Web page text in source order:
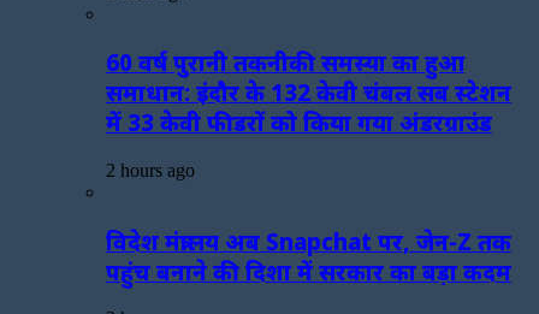
60 वर्ष पुरानी तकनीकी समस्या का हुआ
समाधान: इंदौर के 132 केवी चंबल सब स्टेशन
में 33 केवी फीडरों को किया गया अंडरग्राउंड
2 hours ago
विदेश मंत्रालय अब Snapchat पर, जेन-Z तक
पहुंच बनाने की दिशा में सरकार का बड़ा कदम